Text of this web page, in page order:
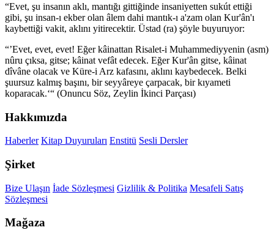
“Evet, şu insanın aklı, mantığı gittiğinde insaniyetten sukút ettiği
gibi, şu insan-ı ekber olan âlem dahi mantık-ı a'zam olan Kur'ân'ı
kaybettiği vakit, aklını yitirecektir. Üstad (ra) şöyle buyuruyor:
“’Evet, evet, evet! Eğer kâinattan Risalet-i Muhammediyyenin (asm)
nûru çıksa, gitse; kâinat vefât edecek. Eğer Kur'ân gitse, kâinat
dîvâne olacak ve Küre-i Arz kafasını, aklını kaybedecek. Belki
şuursuz kalmış başını, bir seyyâreye çarpacak, bir kıyameti
koparacak.‘“ (Onuncu Söz, Zeylin İkinci Parçası)
Hakkımızda
Haberler Kitap Duyuruları Enstitü Sesli Dersler
Şirket
Bize Ulaşın İade Sözleşmesi Gizlilik & Politika Mesafeli Satış
Sözleşmesi
Mağaza